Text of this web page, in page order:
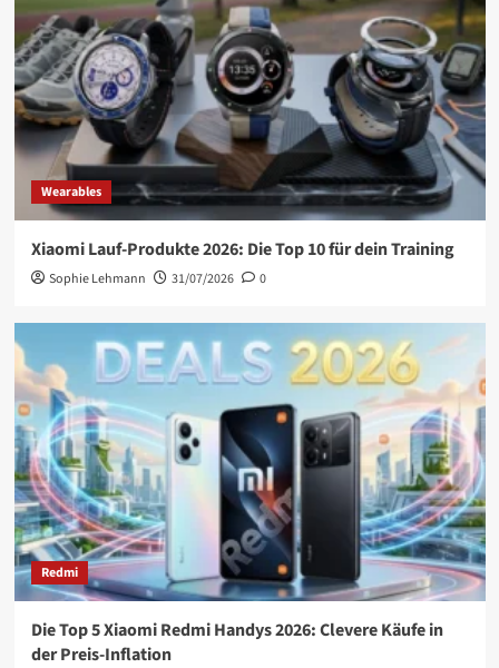
Wearables
Xiaomi Lauf-Produkte 2026: Die Top 10 für dein Training
Sophie Lehmann 31/07/2026 0
Redmi
Die Top 5 Xiaomi Redmi Handys 2026: Clevere Käufe in
der Preis-Inflation